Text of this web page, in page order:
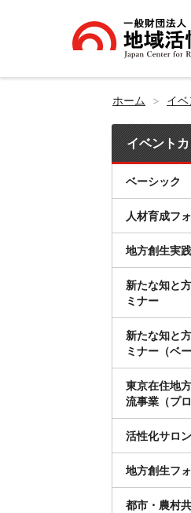
ホーム イ
イベント
ベーシック
人材育成フ
地方創生実
新たな知と
ミナー
新たな知と
ミナー（ベ
東京在住地
流事業（プロ
活性化サロン
地方創生フ
都市・農村